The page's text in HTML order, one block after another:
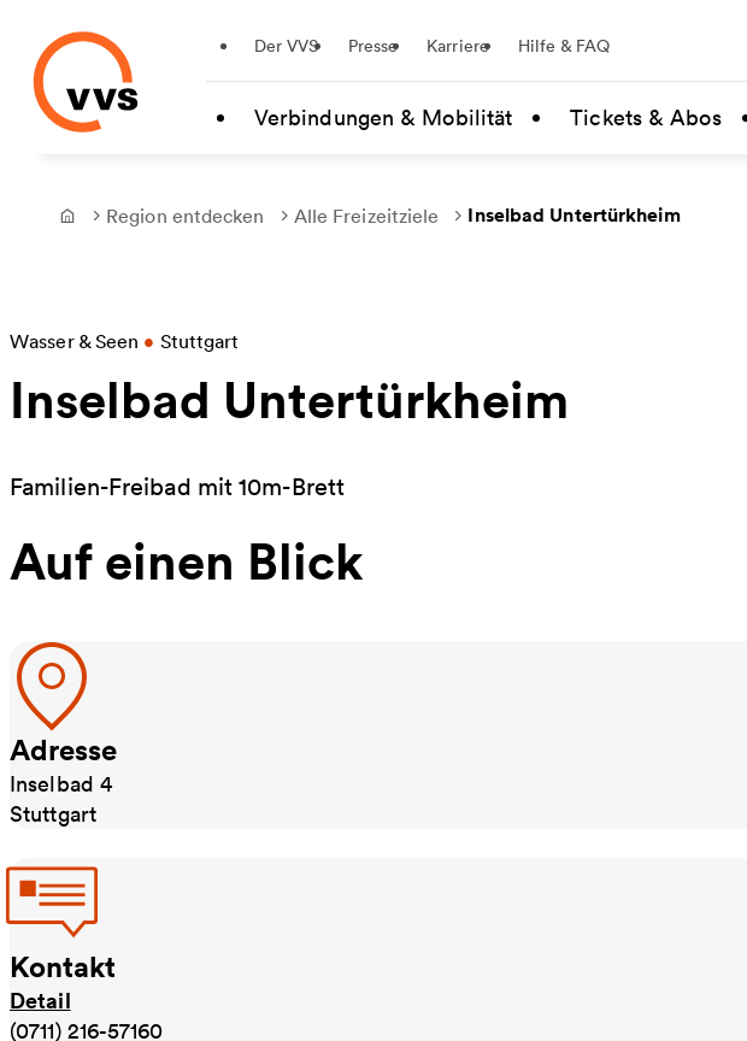
Zum Hauptinhalt springen
Der VVS Presse Karriere Hilfe & FAQ
Verbindungen & Mobilität Tickets & Abos
Frontpage
Region entdecken Alle Freizeitziele Inselbad Untertürkheim
Wasser & Seen • Stuttgart
Inselbad Untertürkheim
Familien-Freibad mit 10m-Brett
Auf einen Blick
Adresse
Inselbad 4
Stuttgart
Kontakt
Detail
(0711) 216-57160